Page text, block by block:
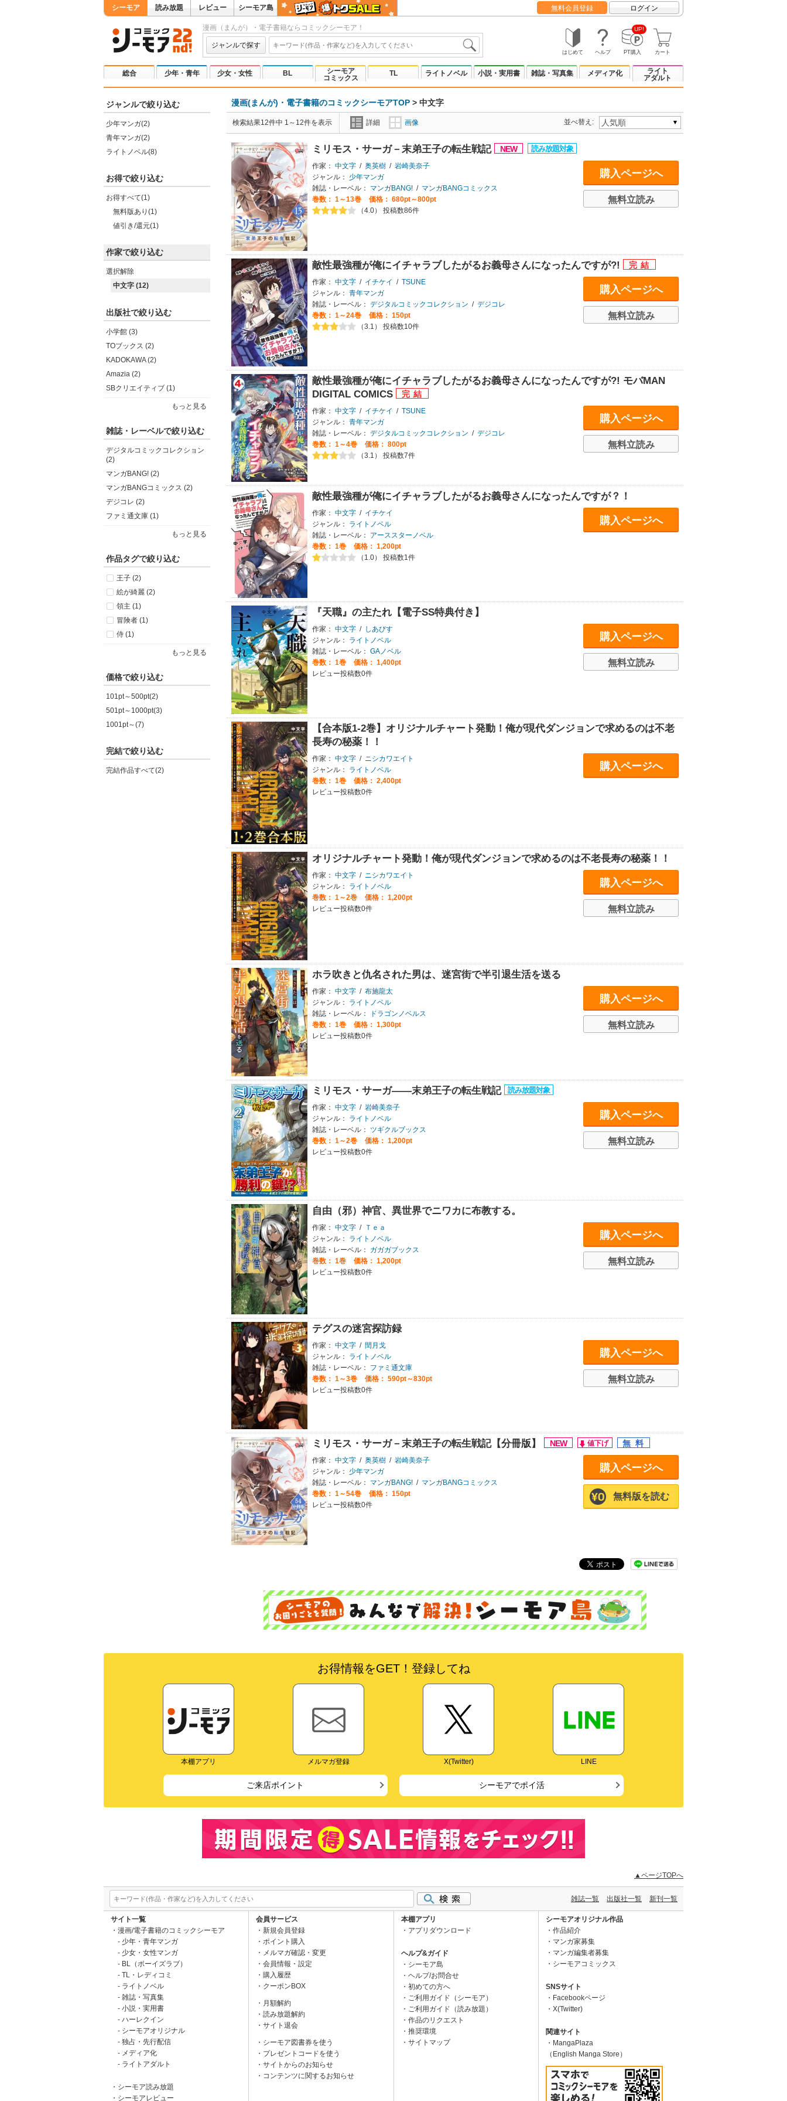
シーモア 読み放題 レビュー シーモア島 無料会員登録 ログイン
漫画（まんが）・電子書籍ならコミックシーモア！
ジャンルで探す
はじめて ヘルプ
UP!
PT購入 カート
総合 少年・青年 少女・女性 BL
シーモア
コミックス
TL ライトノベル 小説・実用書 雑誌・写真集 メディア化
ライト
アダルト
ジャンルで絞り込む
少年マンガ(2)
青年マンガ(2)
ライトノベル(8)
お得で絞り込む
お得すべて(1)
無料版あり(1)
値引き/還元(1)
作家で絞り込む
選択解除
中文字 (12)
出版社で絞り込む
小学館 (3)
TOブックス (2)
KADOKAWA (2)
Amazia (2)
SBクリエイティブ (1)
もっと見る
雑誌・レーベルで絞り込む
デジタルコミックコレクション
(2)
マンガBANG! (2)
マンガBANGコミックス (2)
デジコレ (2)
ファミ通文庫 (1)
もっと見る
作品タグで絞り込む
王子 (2)
絵が綺麗 (2)
領主 (1)
冒険者 (1)
侍 (1)
もっと見る
価格で絞り込む
101pt～500pt(2)
501pt～1000pt(3)
1001pt～(7)
完結で絞り込む
完結作品すべて(2)
漫画(まんが)・電子書籍のコミックシーモアTOP > 中文字
検索結果12件中 1～12件を表示 詳細 画像 並べ替え:
ミリモス・サーガ－末弟王子の転生戦記
作家： 中文字 / 奥英樹 / 岩崎美奈子
ジャンル：
少年マンガ
雑誌・レーベル：
マンガBANG! / マンガBANGコミックス
巻数： 1～13巻
価格： 680pt～800pt
（4.0） 投稿数86件
購入ページへ
無料立読み
敵性最強種が俺にイチャラブしたがるお義母さんになったんですが?!
作家： 中文字 / イチケイ / TSUNE
ジャンル： 青年マンガ
雑誌・レーベル： デジタルコミックコレクション / デジコレ
巻数： 1～24巻
価格： 150pt
（3.1） 投稿数10件
購入ページへ
無料立読み
敵性最強種が俺にイチャラブしたがるお義母さんになったんですが?! モバMAN
DIGITAL COMICS
作家： 中文字 / イチケイ / TSUNE
ジャンル： 青年マンガ
雑誌・レーベル： デジタルコミックコレクション / デジコレ
巻数： 1～4巻
価格： 800pt
（3.1） 投稿数7件
購入ページへ
無料立読み
敵性最強種が俺にイチャラブしたがるお義母さんになったんですが？！
作家： 中文字 / イチケイ
ジャンル：
ライトノベル
雑誌・レーベル：
アーススターノベル
巻数： 1巻
価格： 1,200pt
（1.0） 投稿数1件
購入ページへ
『天職』の主たれ【電子SS特典付き】
作家： 中文字 /
しあびす
ジャンル：
ライトノベル
雑誌・レーベル： GAノベル
巻数： 1巻
価格： 1,400pt
レビュー投稿数0件
購入ページへ
無料立読み
【合本版1-2巻】オリジナルチャート発動！俺が現代ダンジョンで求めるのは不老
長寿の秘薬！！
作家： 中文字 / ニシカワエイト
ジャンル：
ライトノベル
巻数： 1巻
価格： 2,400pt
レビュー投稿数0件
購入ページへ
オリジナルチャート発動！俺が現代ダンジョンで求めるのは不老長寿の秘薬！！
作家： 中文字 / ニシカワエイト
ジャンル：
ライトノベル
巻数： 1～2巻
価格： 1,200pt
レビュー投稿数0件
購入ページへ
無料立読み
ホラ吹きと仇名された男は、迷宮街で半引退生活を送る
作家： 中文字 / 布施龍太
ジャンル：
ライトノベル
雑誌・レーベル：
ドラゴンノベルス
巻数： 1巻
価格： 1,300pt
レビュー投稿数0件
購入ページへ
無料立読み
ミリモス・サーガ――末弟王子の転生戦記
作家： 中文字 / 岩崎美奈子
ジャンル：
ライトノベル
雑誌・レーベル：
ツギクルブックス
巻数： 1～2巻
価格： 1,200pt
レビュー投稿数0件
購入ページへ
無料立読み
自由（邪）神官、異世界でニワカに布教する。
作家： 中文字 /
Ｔｅａ
ジャンル：
ライトノベル
雑誌・レーベル：
ガガガブックス
巻数： 1巻
価格： 1,200pt
レビュー投稿数0件
購入ページへ
無料立読み
テグスの迷宮探訪録
作家： 中文字 / 閏月戈
ジャンル：
ライトノベル
雑誌・レーベル：
ファミ通文庫
巻数： 1～3巻
価格： 590pt～830pt
レビュー投稿数0件
購入ページへ
無料立読み
ミリモス・サーガ－末弟王子の転生戦記【分冊版】
作家： 中文字 / 奥英樹 / 岩崎美奈子
ジャンル：
少年マンガ
雑誌・レーベル：
マンガBANG! / マンガBANGコミックス
巻数： 1～54巻
価格： 150pt
レビュー投稿数0件
購入ページへ
無料版を読む
お得情報をGET！登録してね
本棚アプリ メルマガ登録 X(Twitter) LINE
ご来店ポイント シーモアでポイ活
▲ページTOPへ
雑誌一覧 出版社一覧 新刊一覧
サイト一覧
漫画/電子書籍のコミックシーモア
少年・青年マンガ
少女・女性マンガ
BL（ボーイズラブ）
TL・レディコミ
ライトノベル
雑誌・写真集
小説・実用書
ハーレクイン
シーモアオリジナル
独占・先行配信
メディア化
ライトアダルト
シーモア読み放題
シーモアレビュー
会員サービス
新規会員登録
ポイント購入
メルマガ確認・変更
会員情報・設定
購入履歴
クーポンBOX
月額解約
読み放題解約
サイト退会
シーモア図書券を使う
プレゼントコードを使う
サイトからのお知らせ
コンテンツに関するお知らせ
本棚アプリ
アプリダウンロード
ヘルプ&ガイド
シーモア島
ヘルプ/お問合せ
初めての方へ
ご利用ガイド（シーモア）
ご利用ガイド（読み放題）
作品のリクエスト
推奨環境
サイトマップ
シーモアオリジナル作品
作品紹介
マンガ家募集
マンガ編集者募集
シーモアコミックス
SNSサイト
Facebookページ
X(Twitter)
関連サイト
MangaPlaza
（English Manga Store）